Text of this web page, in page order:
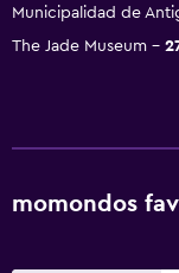
Municipalidad de
The Jade Museum
momondos